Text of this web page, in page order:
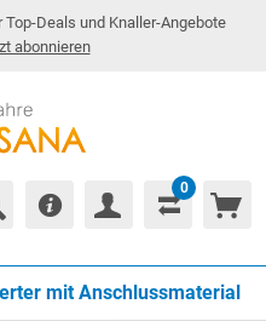
Top-Deals und Knaller-Angebote
abonnieren
0
mit Anschlussmaterial